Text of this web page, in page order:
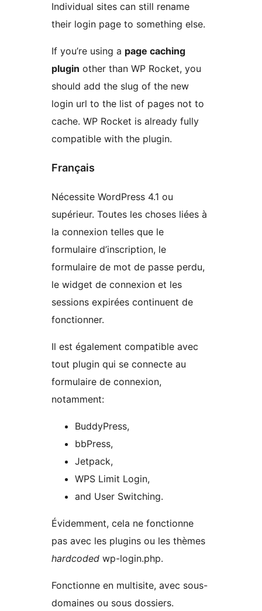
Individual sites can still rename
their login page to something else.
If you’re using a page caching
plugin other than WP Rocket, you
should add the slug of the new
login url to the list of pages not to
cache. WP Rocket is already fully
compatible with the plugin.
Français
Nécessite WordPress 4.1 ou
supérieur. Toutes les choses liées à
la connexion telles que le
formulaire d’inscription, le
formulaire de mot de passe perdu,
le widget de connexion et les
sessions expirées continuent de
fonctionner.
Il est également compatible avec
tout plugin qui se connecte au
formulaire de connexion,
notamment:
BuddyPress,
bbPress,
Jetpack,
WPS Limit Login,
and User Switching.
Évidemment, cela ne fonctionne
pas avec les plugins ou les thèmes
hardcoded wp-login.php.
Fonctionne en multisite, avec sous-
domaines ou sous dossiers.